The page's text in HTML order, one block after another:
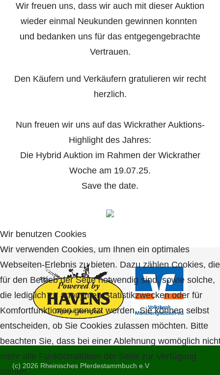
Wir freuen uns, dass wir auch mit dieser Auktion
wieder einmal Neukunden gewinnen konnten
und bedanken uns für das entgegengebrachte
Vertrauen.
Den Käufern und Verkäufern gratulieren wir recht
herzlich.
Nun freuen wir uns auf das Wickrather Auktions-
Highlight des Jahres:
Die Hybrid Auktion im Rahmen der Wickrather
Woche am 19.07.25.
Save the date.
(c) 2026 Rheinisches Pferdestammbuch e.V
Wir benutzen Cookies
Wir verwenden Cookies, um Ihnen ein optimales
Webseiten-Erlebnis zu bieten. Dazu zählen Cookies, die
für den Betrieb der Seite notwendig sind, sowie solche,
die lediglich zu anonymen Statistikzwecken oder für
Komfortfunktionen genutzt werden. Sie können selbst
entscheiden, ob Sie Cookies zulassen möchten. Bitte
beachten Sie, dass bei einer Ablehnung womöglich
mehr alle Funktionalitäten der Seite zur Verfügung
stehen.